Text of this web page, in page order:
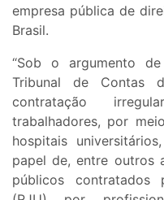
empresa pública de
Brasil.
“Sob o argumento
Tribunal de Contas
contratação
trabalhadores, por
hospitais
papel de, entre outros
públicos contratados